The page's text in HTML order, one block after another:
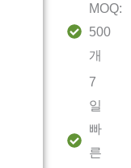
MOQ:
500
개
7
일
빠
른